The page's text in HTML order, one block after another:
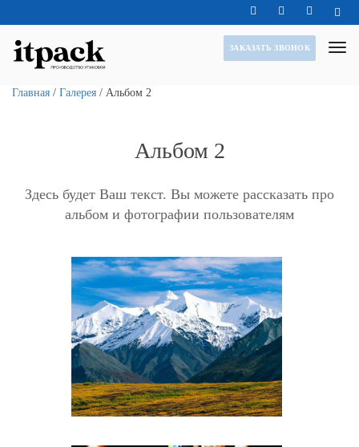
ЗАКАЗАТЬ ЗВОНОК
Главная / Галерея / Альбом 2
Альбом 2
Здесь будет Ваш текст. Вы можете рассказать про
альбом и фотографии пользователям